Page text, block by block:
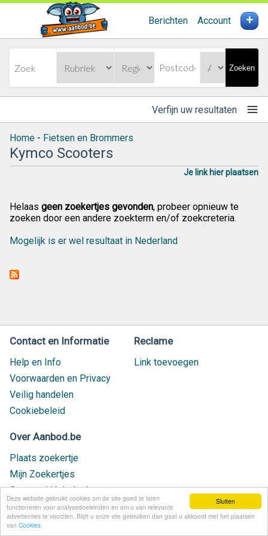
Sluiten
Deze website gebruikt cookies om de site goed te laten
functioneren voor analysedoeleinden en om u van relevante
advertenties te voorzien. Blijft u onze site gebruiken dan gaat u akkoord met het plaatsen
van Cookies
Berichten Account +
Zoeken
Verfijn uw resultaten
Home - Fietsen en Brommers
Kymco Scooters
Je link hier plaatsen
Helaas geen zoekertjes gevonden, probeer opnieuw te
zoeken door een andere zoekterm en/of zoekcreteria.
Mogelijk is er wel resultaat in Nederland
Contact en Informatie
Help en Info
Voorwaarden en Privacy
Veilig handelen
Cookiebeleid
Reclame
Link toevoegen
Over Aanbod.be
Plaats zoekertje
Mijn Zoekertjes
Contact / Helpdesk
Nieuw geplaatst